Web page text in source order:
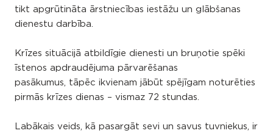
tikt apgrūtināta ārstniecības iestāžu un glābšanas
dienestu darbība.
Krīzes situācijā atbildīgie dienesti un bruņotie spēki
īstenos apdraudējuma pārvarēšanas
pasākumus, tāpēc ikvienam jābūt spējīgam noturēties
pirmās krīzes dienas – vismaz 72 stundas.
Labākais veids, kā pasargāt sevi un savus tuvniekus, ir